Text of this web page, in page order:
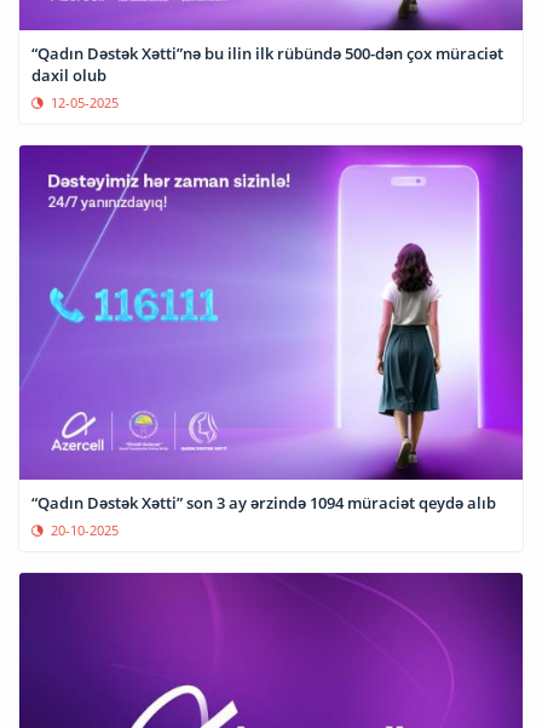
“Qadın Dəstək Xətti”nə bu ilin ilk rübündə 500-dən çox müraciət
daxil olub
12-05-2025
“Qadın Dəstək Xətti” son 3 ay ərzində 1094 müraciət qeydə alıb
20-10-2025